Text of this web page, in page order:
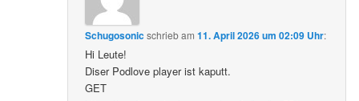
Schugosonicschriebam11. April 2026 um 02:09 Uhr:
Hi Leute!
Diser Podlove player ist kaputt.
GET